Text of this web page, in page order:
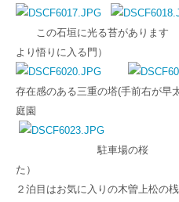
この石垣に光る苔があり
より悟りに入る門）
存在感のある三重の塔(
庭園
駐車場の桜 （お見事
た）
２泊目はお気に入りの木曽上松の